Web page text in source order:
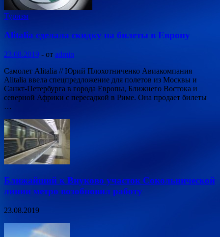
Туризм
Alitalia сделала скидку на билеты в Европу
23.08.2019 - от admin
Самолет Alitalia // Юрий Плохотниченко Авиакомпания
Alitalia ввела спецпредложение для полетов из Москвы и
Санкт-Петербурга в города Европы, Ближнего Востока и
северной Африки с пересадкой в Риме. Она продает билеты
…
Ближайший к Внуково участок Сокольнической
линии метро возобновил работу
23.08.2019